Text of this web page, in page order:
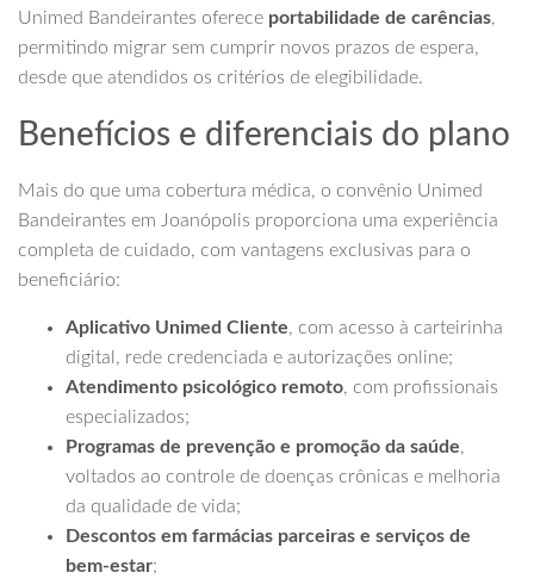
Unimed Bandeirantes oferece portabilidade de carências,
permitindo migrar sem cumprir novos prazos de espera,
desde que atendidos os critérios de elegibilidade.
Benefícios e diferenciais do plano
Mais do que uma cobertura médica, o convênio Unimed
Bandeirantes em Joanópolis proporciona uma experiência
completa de cuidado, com vantagens exclusivas para o
beneficiário:
Aplicativo Unimed Cliente, com acesso à carteirinha
digital, rede credenciada e autorizações online;
Atendimento psicológico remoto, com profissionais
especializados;
Programas de prevenção e promoção da saúde,
voltados ao controle de doenças crônicas e melhoria
da qualidade de vida;
Descontos em farmácias parceiras e serviços de
bem-estar;